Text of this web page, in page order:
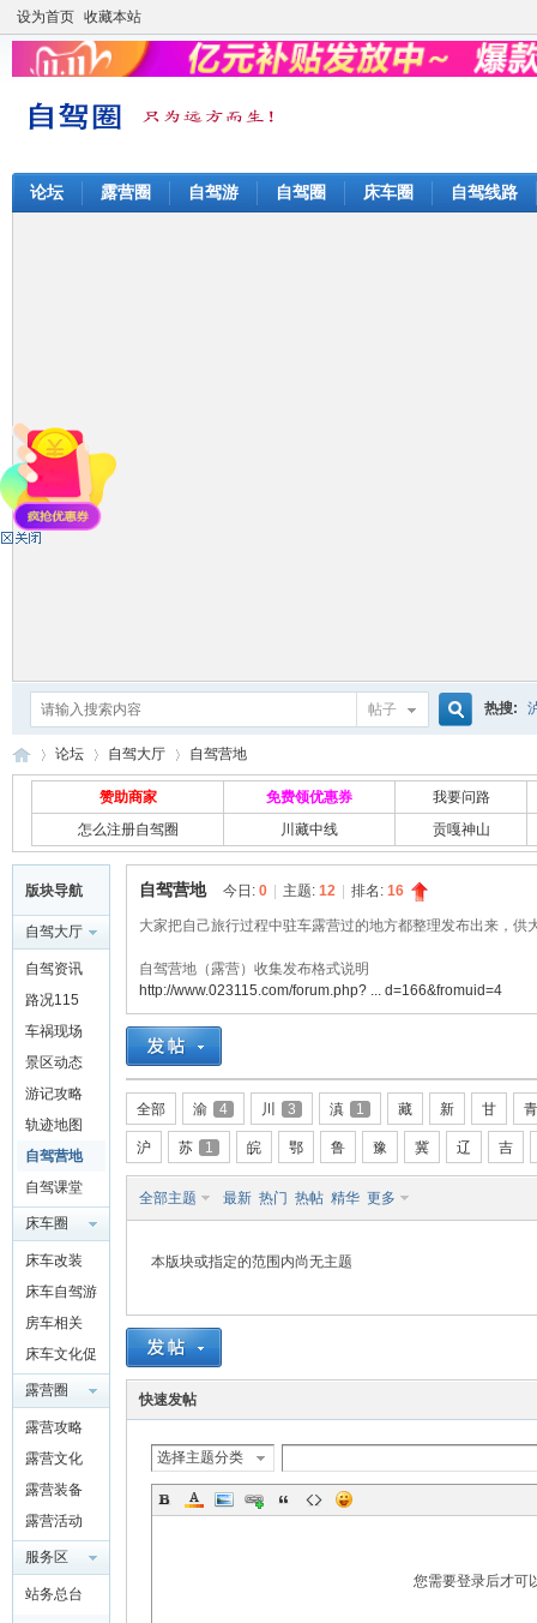
设为首页 收藏本站
论坛 露营圈 自驾游 自驾圈 床车圈 自驾线路
帖子
索
热搜:
自
驾
»
论坛
›
自驾大厅
›
自驾营地
赞助商家 免费领优惠券
我要问路
怎么注册自驾圈
川藏中线 贡嘎神山
版块导航
自驾大厅
自驾资讯
路况115
车祸现场
景区动态
游记攻略
轨迹地图
自驾营地
自驾课堂
床车圈
QQ群
4697975
91
床车改装
床车自驾游
房车相关
床车文化促
进交流
露营圈
露营攻略
露营文化
露营装备
露营活动
服务区
站务总台
自驾营地 今日: 0 主题: 12 排名: 16
大家把自己旅行过程中驻车露营过的地方都整理发布出来，供
自驾营地（露营）收集发布格式说明
http://www.023115.com/forum.php? ... d=166&fromuid=4
全部 渝 4 川 3 滇 1 藏 新 甘 青
沪 苏 1 皖 鄂 鲁 豫 冀 辽 吉
全部主题 最新 热门 热帖 精华 更多
本版块或指定的范围内尚无主题
快速发帖
选择主题分类
您需要登录后才可